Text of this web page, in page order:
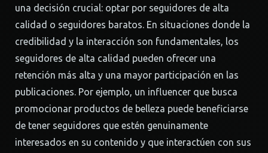
una decisión crucial: optar por seguidores de alta
calidad o seguidores baratos. En situaciones donde la
credibilidad y la interacción son fundamentales, los
seguidores de alta calidad pueden ofrecer una
retención más alta y una mayor participación en las
publicaciones. Por ejemplo, un influencer que busca
promocionar productos de belleza puede beneficiarse
de tener seguidores que estén genuinamente
interesados en su contenido y que interactúen con sus